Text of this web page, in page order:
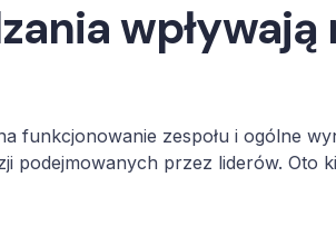
wpływają
funkcjonowanie zespołu i ogólne
podejmowanych przez liderów. Oto